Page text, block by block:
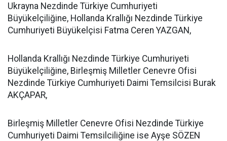
​Ukrayna Nezdinde Türkiye Cumhuriyeti
Büyükelçiliğine, Hollanda Krallığı Nezdinde Türkiye
Cumhuriyeti Büyükelçisi Fatma Ceren YAZGAN,
​Hollanda Krallığı Nezdinde Türkiye Cumhuriyeti
Büyükelçiliğine, Birleşmiş Milletler Cenevre Ofisi
Nezdinde Türkiye Cumhuriyeti Daimi Temsilcisi Burak
AKÇAPAR,
​Birleşmiş Milletler Cenevre Ofisi Nezdinde Türkiye
Cumhuriyeti Daimi Temsilciliğine ise Ayşe SÖZEN